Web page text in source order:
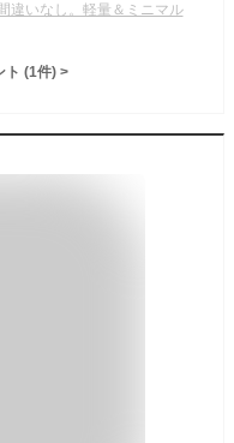
違いなし。軽量＆ミニマル
ト (1件) >